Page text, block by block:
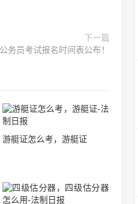
下一篇
务员考试报名时间表公布！
游艇证怎么考，游艇证